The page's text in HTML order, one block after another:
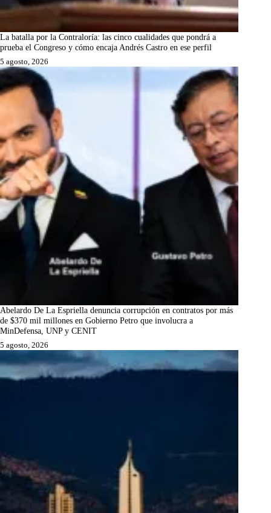
La batalla por la Contraloría: las cinco cualidades que pondrá a
prueba el Congreso y cómo encaja Andrés Castro en ese perfil
5 agosto, 2026
Abelardo De La Espriella denuncia corrupción en contratos por más
de $370 mil millones en Gobierno Petro que involucra a
MinDefensa, UNP y CENIT
5 agosto, 2026